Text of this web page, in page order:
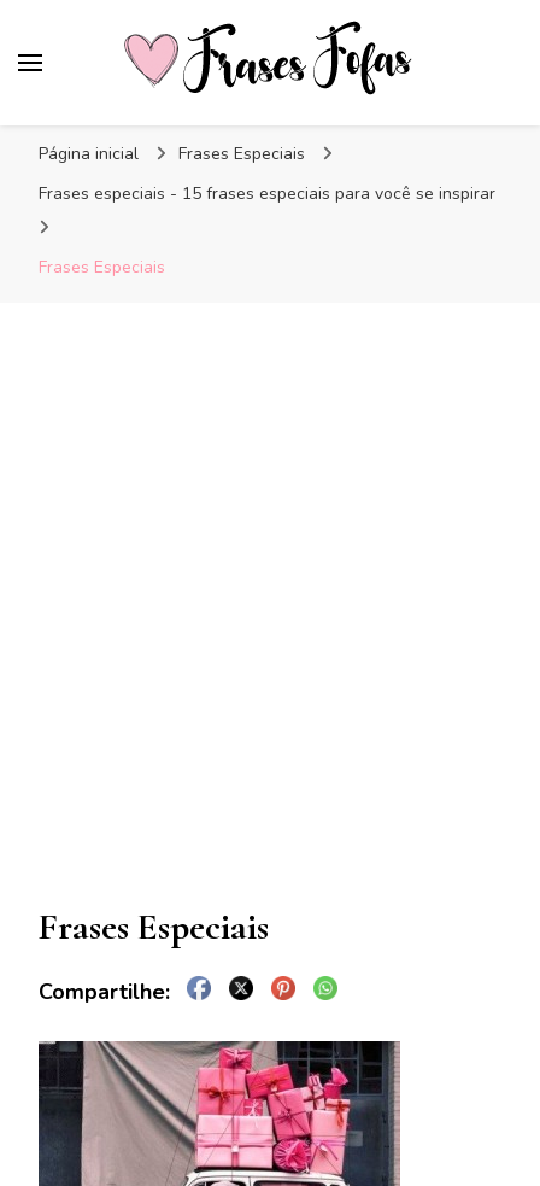
Página inicial
Frases Especiais
Frases especiais - 15 frases especiais para você se inspirar
Frases Especiais
Frases Especiais